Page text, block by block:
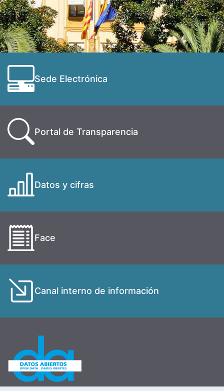
Sede Electrónica
Portal de Transparencia
Datos y cifras
Face
Canal interno de información